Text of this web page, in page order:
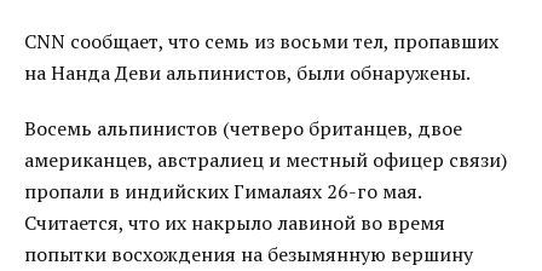
CNN сообщает, что семь из восьми тел, пропавших
на Нанда Деви альпинистов, были обнаружены.
Восемь альпинистов (четверо британцев, двое
американцев, австралиец и местный офицер связи)
пропали в индийских Гималаях 26-го мая.
Считается, что их накрыло лавиной во время
попытки восхождения на безымянную вершину